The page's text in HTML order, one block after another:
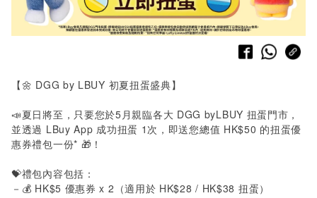
【🌼 DGG by LBUY 初夏扭蛋盛典】
📣夏日將至，只要您於5 月親臨各大 DGG byLBUY 扭蛋門市，
並透過 LBuy App 成功扭蛋 1 次，即送您總值 HK$50 的扭蛋優
惠券禮包一份* 🎁！
💝禮包內容包括：
－💰 HK$5 優惠券 x 2 （適用於 HK$28 / HK$38 扭蛋）